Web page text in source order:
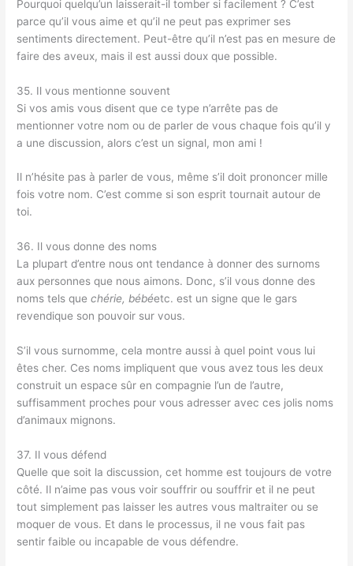
Pourquoi quelqu’un laisserait-il tomber si facilement ? C’est
parce qu’il vous aime et qu’il ne peut pas exprimer ses
sentiments directement. Peut-être qu’il n’est pas en mesure de
faire des aveux, mais il est aussi doux que possible.
35. Il vous mentionne souvent
Si vos amis vous disent que ce type n’arrête pas de
mentionner votre nom ou de parler de vous chaque fois qu’il y
a une discussion, alors c’est un signal, mon ami !
Il n’hésite pas à parler de vous, même s’il doit prononcer mille
fois votre nom. C’est comme si son esprit tournait autour de
toi.
36. Il vous donne des noms
La plupart d’entre nous ont tendance à donner des surnoms
aux personnes que nous aimons. Donc, s’il vous donne des
noms tels quechérie, bébéetc. est un signe que le gars
revendique son pouvoir sur vous.
S’il vous surnomme, cela montre aussi à quel point vous lui
êtes cher. Ces noms impliquent que vous avez tous les deux
construit un espace sûr en compagnie l’un de l’autre,
suffisamment proches pour vous adresser avec ces jolis noms
d’animaux mignons.
37. Il vous défend
Quelle que soit la discussion, cet homme est toujours de votre
côté. Il n’aime pas vous voir souffrir ou souffrir et il ne peut
tout simplement pas laisser les autres vous maltraiter ou se
moquer de vous. Et dans le processus, il ne vous fait pas
sentir faible ou incapable de vous défendre.